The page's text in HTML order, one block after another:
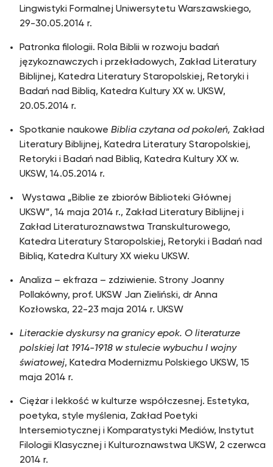
Lingwistyki Formalnej Uniwersytetu Warszawskiego,
29-30.05.2014 r.
Patronka filologii. Rola Biblii w rozwoju badań
językoznawczych i przekładowych, Zakład Literatury
Biblijnej, Katedra Literatury Staropolskiej, Retoryki i
Badań nad Biblią, Katedra Kultury XX w. UKSW,
20.05.2014 r.
Spotkanie naukowe Biblia czytana od pokoleń, Zakład
Literatury Biblijnej, Katedra Literatury Staropolskiej,
Retoryki i Badań nad Biblią, Katedra Kultury XX w.
UKSW, 14.05.2014 r.
Wystawa „Biblie ze zbiorów Biblioteki Głównej
UKSW”, 14 maja 2014 r., Zakład Literatury Biblijnej i
Zakład Literaturoznawstwa Transkulturowego,
Katedra Literatury Staropolskiej, Retoryki i Badań nad
Biblią, Katedra Kultury XX wieku UKSW.
Analiza – ekfraza – zdziwienie. Strony Joanny
Pollakówny, prof. UKSW Jan Zieliński, dr Anna
Kozłowska, 22-23 maja 2014 r. UKSW
Literackie dyskursy na granicy epok. O literaturze
polskiej lat 1914-1918 w stulecie wybuchu I wojny
światowej, Katedra Modernizmu Polskiego UKSW, 15
maja 2014 r.
Ciężar i lekkość w kulturze współczesnej. Estetyka,
poetyka, style myślenia, Zakład Poetyki
Intersemiotycznej i Komparatystyki Mediów, Instytut
Filologii Klasycznej i Kulturoznawstwa UKSW, 2 czerwca
2014 r.